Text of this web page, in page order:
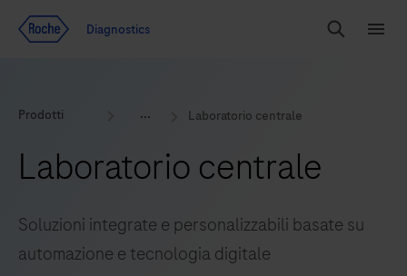
Diagnostics
Search
Prodotti Laboratorio centrale
Laboratorio centrale
Soluzioni integrate e personalizzabili basate su
automazione e tecnologia digitale